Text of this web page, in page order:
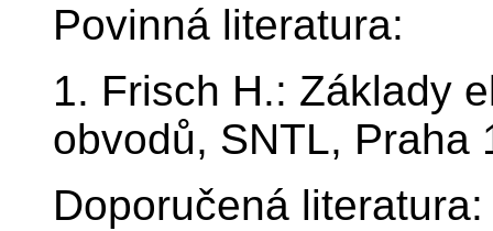
Povinná literatura:
1. Frisch H.: Základy
obvodů, SNTL, Praha
Doporučená literatura: